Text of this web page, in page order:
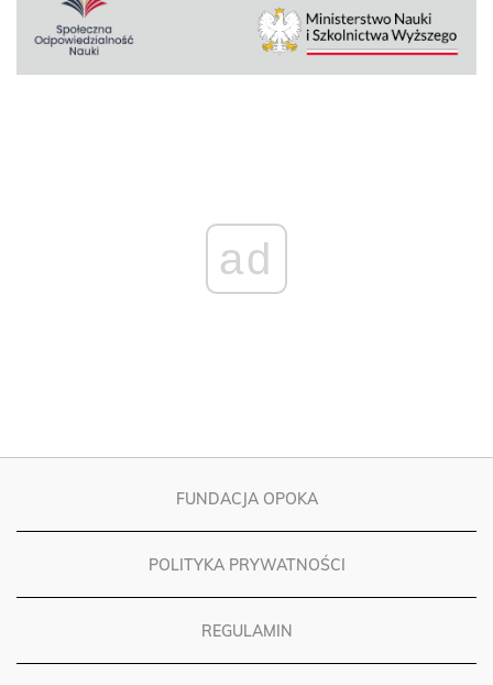
ad
FUNDACJA OPOKA
POLITYKA PRYWATNOŚCI
REGULAMIN